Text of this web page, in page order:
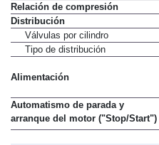
Relación de compresión
Distribución
Válvulas por cilindro
Tipo de distribución
Alimentación
Automatismo de parada y
arranque del motor ("Stop/Start")